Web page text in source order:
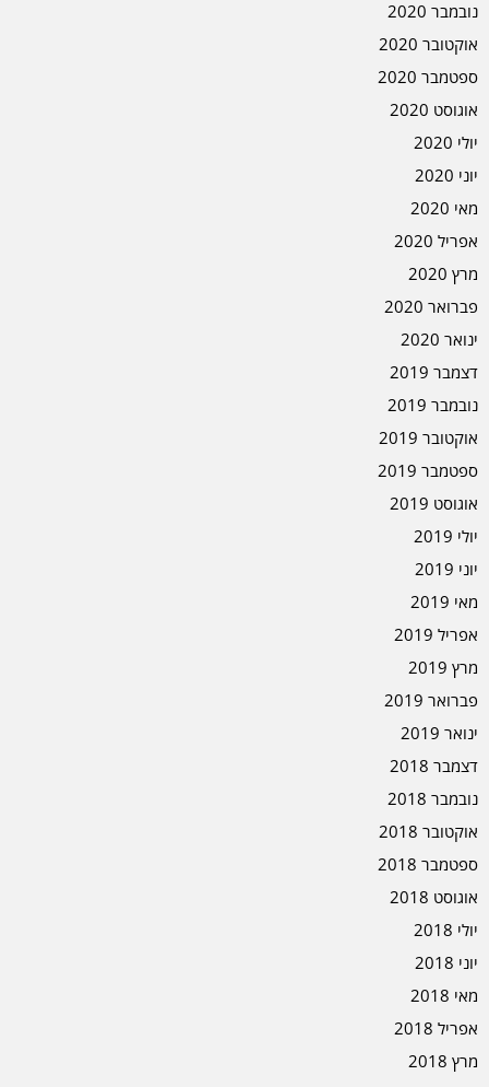
נובמבר 2020
אוקטובר 2020
ספטמבר 2020
אוגוסט 2020
יולי 2020
יוני 2020
מאי 2020
אפריל 2020
מרץ 2020
פברואר 2020
ינואר 2020
דצמבר 2019
נובמבר 2019
אוקטובר 2019
ספטמבר 2019
אוגוסט 2019
יולי 2019
יוני 2019
מאי 2019
אפריל 2019
מרץ 2019
פברואר 2019
ינואר 2019
דצמבר 2018
נובמבר 2018
אוקטובר 2018
ספטמבר 2018
אוגוסט 2018
יולי 2018
יוני 2018
מאי 2018
אפריל 2018
מרץ 2018